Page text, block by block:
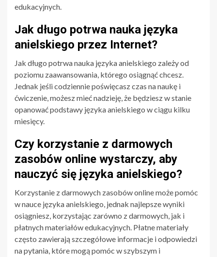
edukacyjnych.
Jak długo potrwa nauka języka
anielskiego przez Internet?
Jak długo potrwa nauka języka anielskiego zależy od
poziomu zaawansowania, którego osiągnąć chcesz.
Jednak jeśli codziennie poświęcasz czas na naukę i
ćwiczenie, możesz mieć nadzieję, że będziesz w stanie
opanować podstawy języka anielskiego w ciągu kilku
miesięcy.
Czy korzystanie z darmowych
zasobów online wystarczy, aby
nauczyć się języka anielskiego?
Korzystanie z darmowych zasobów online może pomóc
w nauce języka anielskiego, jednak najlepsze wyniki
osiągniesz, korzystając zarówno z darmowych, jak i
płatnych materiałów edukacyjnych. Płatne materiały
często zawierają szczegółowe informacje i odpowiedzi
na pytania, które mogą pomóc w szybszym i